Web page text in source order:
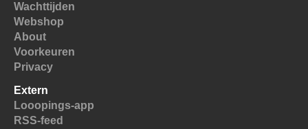
Wachttijden
Webshop
About
Voorkeuren
Privacy
Extern
Looopings-app
RSS-feed